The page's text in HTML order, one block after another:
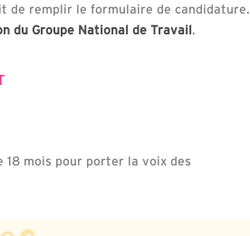
de remplir le formulaire de candidature.
du Groupe National de Travail.
18 mois pour porter la voix des